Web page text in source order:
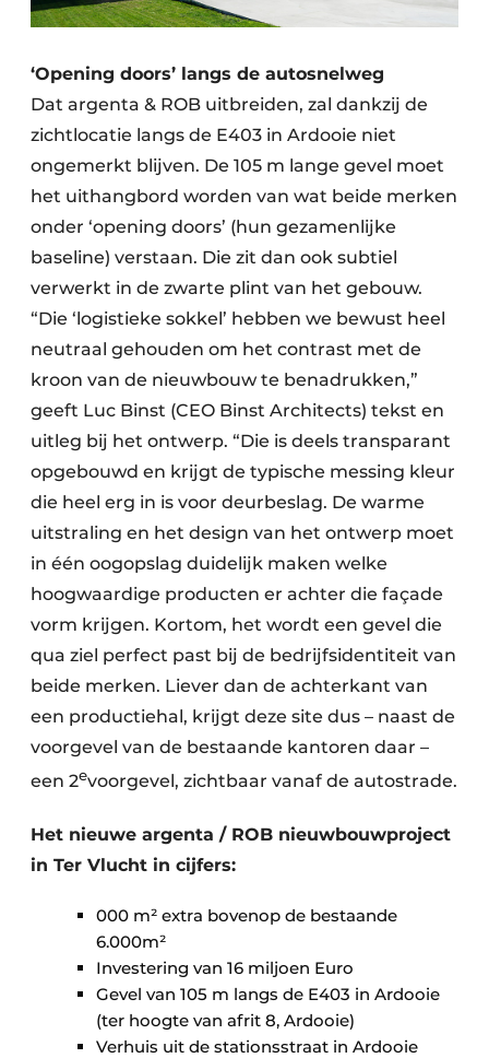
‘Opening doors’ langs de autosnelweg
Dat argenta & ROB uitbreiden, zal dankzij de
zichtlocatie langs de E403 in Ardooie niet
ongemerkt blijven. De 105 m lange gevel moet
het uithangbord worden van wat beide merken
onder ‘opening doors’ (hun gezamenlijke
baseline) verstaan. Die zit dan ook subtiel
verwerkt in de zwarte plint van het gebouw.
“Die ‘logistieke sokkel’ hebben we bewust heel
neutraal gehouden om het contrast met de
kroon van de nieuwbouw te benadrukken,”
geeft Luc Binst (CEO Binst Architects) tekst en
uitleg bij het ontwerp. “Die is deels transparant
opgebouwd en krijgt de typische messing kleur
die heel erg in is voor deurbeslag. De warme
uitstraling en het design van het ontwerp moet
in één oogopslag duidelijk maken welke
hoogwaardige producten er achter die façade
vorm krijgen. Kortom, het wordt een gevel die
qua ziel perfect past bij de bedrijfsidentiteit van
beide merken. Liever dan de achterkant van
een productiehal, krijgt deze site dus – naast de
voorgevel van de bestaande kantoren daar –
een 2evoorgevel, zichtbaar vanaf de autostrade.
Het nieuwe argenta / ROB nieuwbouwproject
in Ter Vlucht in cijfers:
000 m² extra bovenop de bestaande
6.000m²
Investering van 16 miljoen Euro
Gevel van 105 m langs de E403 in Ardooie
(ter hoogte van afrit 8, Ardooie)
Verhuis uit de stationsstraat in Ardooie